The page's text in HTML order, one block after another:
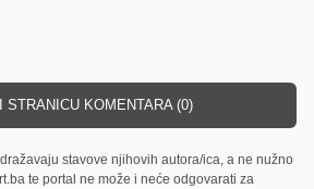
STRANICU KOMENTARA (0)
stavove njihovih autora/ica, a ne nužno
te portal ne može i neće odgovarati za